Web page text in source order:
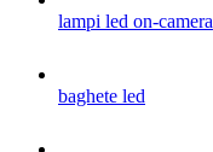
lampi led on-camera
baghete led